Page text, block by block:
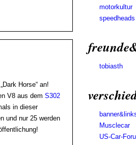
motorkultur
speedheads
tobiasth
Musclecar
US-Car-
Horse“ an!
V8 aus dem S302
in dieser
und nur 25 werden